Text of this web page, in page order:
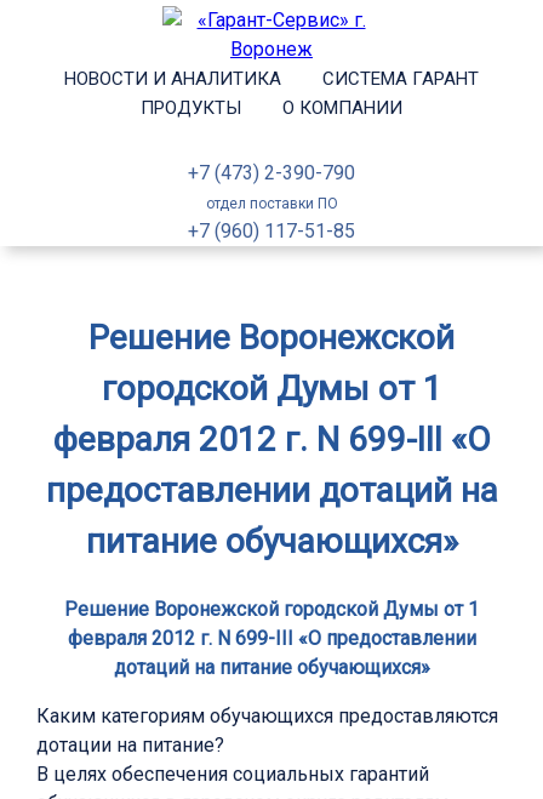
НОВОСТИ И АНАЛИТИКА
СИСТЕМА ГАРАНТ
ПРОДУКТЫ
О КОМПАНИИ
+7 (473) 2-390-790
отдел поставки ПО
+7 (960) 117-51-85
Решение Воронежской
городской Думы от 1
февраля 2012 г. N 699-III «О
предоставлении дотаций на
питание обучающихся»
Решение Воронежской городской Думы от 1
февраля 2012 г. N 699-III «О предоставлении
дотаций на питание обучающихся»
Каким категориям обучающихся предоставляются
дотации на питание?
В целях обеспечения социальных гарантий